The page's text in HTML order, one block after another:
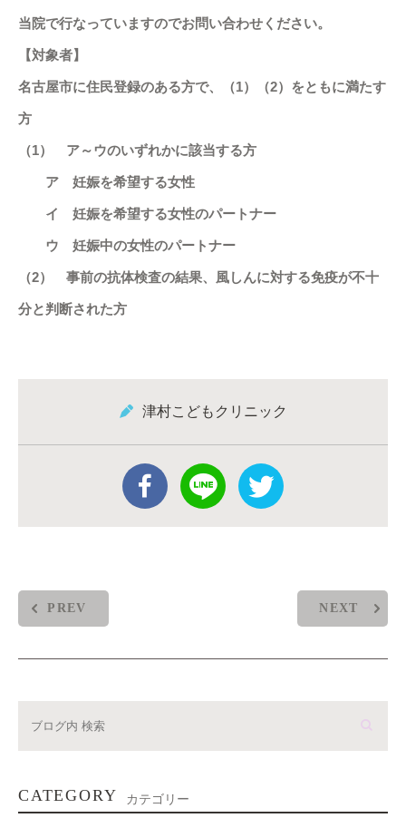
当院で行なっていますのでお問い合わせください。
【対象者】
名古屋市に住民登録のある方で、（1）（2）をともに満たす
方
（1） ア～ウのいずれかに該当する方
ア 妊娠を希望する女性
イ 妊娠を希望する女性のパートナー
ウ 妊娠中の女性のパートナー
（2） 事前の抗体検査の結果、風しんに対する免疫が不十
分と判断された方
津村こどもクリニック
PREV NEXT
CATEGORY カテゴリー